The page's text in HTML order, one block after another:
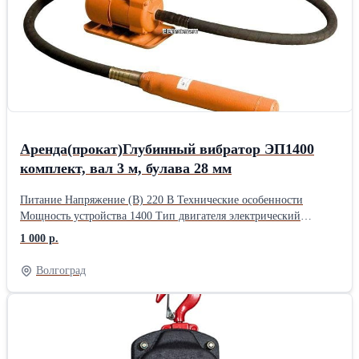
переносной. Гибкий вал - шланг который является
промежуточным звеном между двигателем и вибрирующим
элементом. Прочный, с домолнительным армированием из
стали, при этом эластичный и устойчивый к механическим
повреждениям. Вибронаконечник является ключевым звеном
всего инструмента. г. Волгоград
резьбошлифование.
Аренда(прокат)Глубинный вибратор ЭП1400
комплект, вал 3 м, булава 28 мм
Питание Напряжение (В) 220 В Технические особенности
Мощность устройства 1400 Тип двигателя электрический
Дополнительная информация Частота вибрации (виб/мин) 3000
Длина булавы 3 м Диаметр булавы вибратора (мм) 28 Масса
вибронаконечника (кг) 1.54 Высокочастотчный да Способ
питания инструмента от электрической сети Страна
производства Китай Комплектация Глубинный вибратор для
бетона ЭП-1400, вал 3 м., наконечник 28 мм / упаковка Габариты
Длина упаковки 80 см Высота упаковки 36 см Ширина упаковки
80 см Описание Глубинный вибратор для бетона TeaM ЭП1400,
1 000 р.
Волгоград